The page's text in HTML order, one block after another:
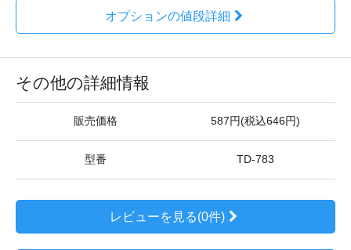
オプションの値段詳細
その他の詳細情報
販売価格 587円(税込646円)
型番 TD-783
レビューを見る(0件)